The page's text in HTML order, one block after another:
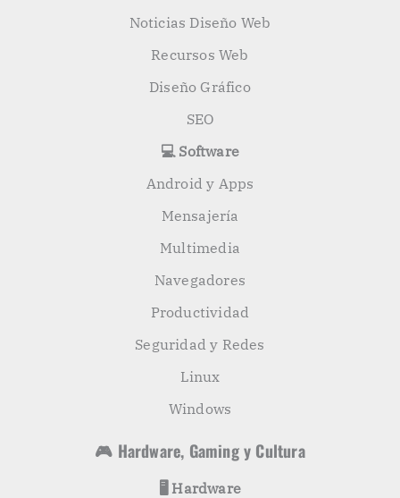
Noticias Diseño Web
Recursos Web
Diseño Gráfico
SEO
💻 Software
Android y Apps
Mensajería
Multimedia
Navegadores
Productividad
Seguridad y Redes
Linux
Windows
🎮 Hardware, Gaming y Cultura
🖥️ Hardware